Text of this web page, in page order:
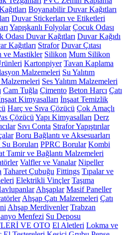
Boyanabilir Duvar Kağıtları
Duvar Stickerları ve Etiketleri
Yapışkanlı Folyolar Çocuk Odası
Odası Duvar Kağıtları Duvar Kağıdı
Kağıtları Strafor Duvar Çıtası
ve Mastikler Silikon Mum Silikon
Kartonpiyer Tavan Kaplama
Malzemeleri Su Yalıtım
Malzemeleri Ses Yalıtım Malzemeleri
Cam Tuğla Çimento Beton Harcı Çatı
Kimyasalları İnşaat Temizlik
Harç ve Sıva Çözücü Çok Amaçlı
Çözücü Yapı Kimyasalları Derz
Sıvı Conta Strafor Yapıştırılar
Boru Bağlantı ve Aksesuarları
Su Boruları PPRC Borular Kombi
Tamir ve Bağlantı Malzemeleri
Valfler ve Vanalar Nipeller
Taharet Çubuğu Fittings Tıpalar ve
Elektrikli Vinçler Taşıma
Ahşaplar Masif Paneller
Ahşap Çatı Malzemeleri Çatı
Ahşap Merdivenler Trabzan
Menfezi Su Deposu
VE OTO El Aletleri Lokma ve